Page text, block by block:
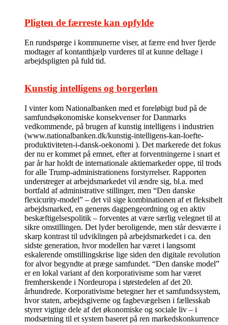
Pligten de færreste kan opfylde
En rundspørge i kommunerne viser, at færre end hver fjerde
modtager af kontanthjælp vurderes til at kunne deltage i
arbejdspligten på fuld tid.
Kunstig intelligens og borgerløn
I vinter kom Nationalbanken med et foreløbigt bud på de
samfundsøkonomiske konsekvenser for Danmarks
vedkommende, på brugen af kunstig intelligens i industrien
(www.nationalbanken.dk/kunstig-intelligens-kan-loefte-
produktiviteten-i-dansk-oekonomi ). Det markerede det fokus
der nu er kommet på emnet, efter at forventningerne i snart et
par år har holdt de internationale aktiemarkeder oppe, til trods
for alle Trump-administrationens forstyrrelser. Rapporten
understreger at arbejdsmarkedet vil ændre sig, bl.a. med
bortfald af administrative stillinger, men “Den danske
flexicurity-model” – det vil sige kombinationen af et fleksibelt
arbejdsmarked, en generøs dagpengeordning og en aktiv
beskæftigelsespolitik – forventes at være særlig velegnet til at
sikre omstillingen. Det lyder beroligende, men står desværre i
skarp kontrast til udviklingen på arbejdsmarkedet i ca. den
sidste generation, hvor modellen har været i langsomt
eskalerende omstillingskrise lige siden den digitale revolution
for alvor begyndte at præge samfundet. “Den danske model”
er en lokal variant af den korporativisme som har været
fremherskende i Nordeuropa i størstedelen af det 20.
århundrede. Korporativisme betegner her et samfundssystem,
hvor staten, arbejdsgiverne og fagbevægelsen i fællesskab
styrer vigtige dele af det økonomiske og sociale liv – i
modsætning til et system baseret på ren markedskonkurrence